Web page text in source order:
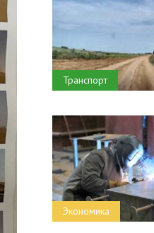
Транспорт
Экономика